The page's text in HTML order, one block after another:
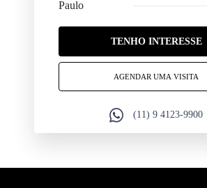
TENHO INTERESSE
AGENDAR UMA VISITA
(11) 9 4123-9900